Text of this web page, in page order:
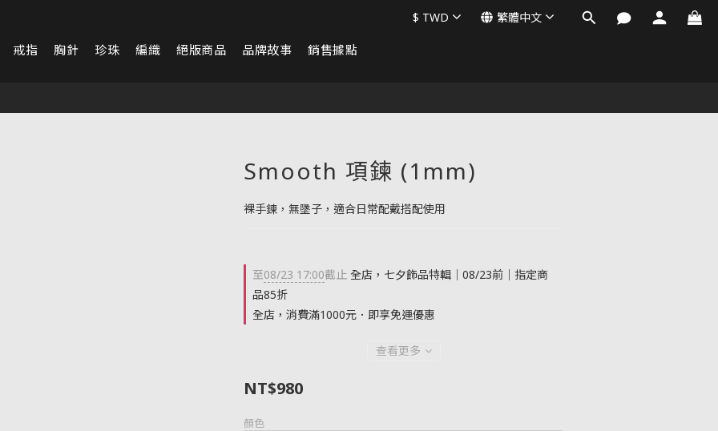
戒指 胸針 珍珠 編織 絕版商品 品牌故事 銷售據點
$ TWD 繁體中文
Smooth 項鍊 (1mm)
裸手鍊，無墬子，適合日常配戴搭配使用
至08/23 17:00截止全店，七夕飾品特輯｜08/23前｜指定商
品85折
全店，消費滿1000元．即享免運優惠
查看更多
NT$980
顏色